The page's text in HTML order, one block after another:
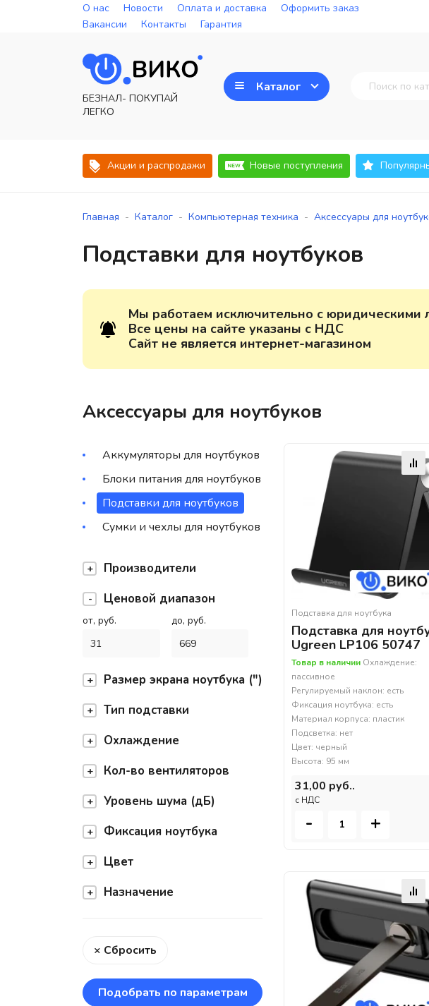
О нас Новости Оплата и доставка
Оформить заказ
Вакансии
Контакты Гарантия
БЕЗНАЛ- ПОКУПАЙ
ЛЕГКО
Каталог
Акции и распродажи Новые поступления
Главная - Каталог - Компьютерная техника - Аксессуары для
Подставки для ноутбуков
Мы работаем исключительно с юридическими
Все цены на сайте указаны с НДС
Сайт не является интернет-магазином
Аксессуары для ноутбуков
Аккумуляторы для ноутбуков
Блоки питания для ноутбуков
Подставки для ноутбуков
Сумки и чехлы для ноутбуков
Производители
Ценовой диапазон
от, руб. до, руб.
Размер экрана ноутбука (")
Тип подставки
Охлаждение
Кол-во вентиляторов
Уровень шума (дБ)
Фиксация ноутбука
Цвет
Назначение
× Сбросить
Подобрать по параметрам
Подставка для ноутбука
Подставка для
Ugreen LP106 50747
Товар в наличии Охлаждение:
пассивное
Регулируемый наклон: есть
Фиксация ноутбука: есть
Материал корпуса: пластик
Подсветка: нет
Цвет: черный
Высота: 95 мм
31,00 руб..
c НДС
- +